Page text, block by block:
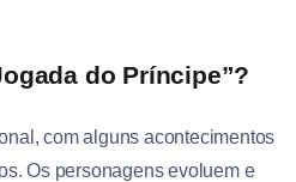
do Príncipe”?
com alguns acontecimentos
Os personagens evoluem e